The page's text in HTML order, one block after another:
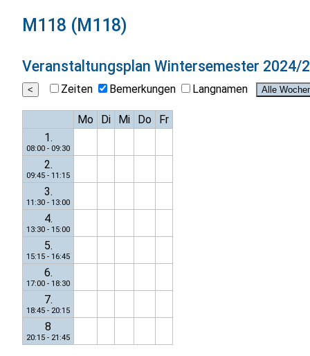
M118 (M118)
Veranstaltungsplan Wintersemester 2024/
Zeiten Bemerkungen Langnamen
Mo Di Mi Do
Fr
1.
08:00 - 09:30
2.
09:45 - 11:15
3.
11:30 - 13:00
4.
13:30 - 15:00
5.
15:15 - 16:45
6.
17:00 - 18:30
7.
18:45 - 20:15
8
20:15 - 21:45